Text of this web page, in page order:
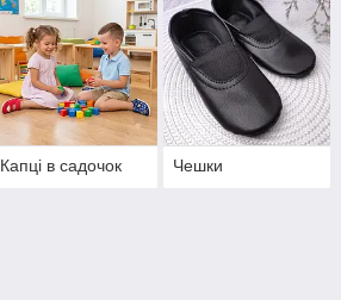
Капці в садочок Чешки